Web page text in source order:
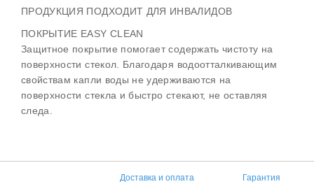
ПРОДУКЦИЯ ПОДХОДИТ ДЛЯ ИНВАЛИДОВ
ПОКРЫТИЕ EASY CLEAN
Защитное покрытие помогает содержать чистоту на
поверхности стекол. Благодаря водоотталкивающим
свойствам капли воды не удерживаются на
поверхности стекла и быстро стекают, не оставляя
следа.
Доставка и оплата Гарантия